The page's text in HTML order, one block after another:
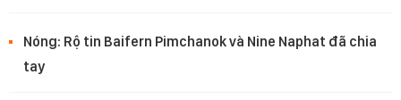
Nóng: Rộ tin Baifern Pimchanok và Nine Naphat đã chia
tay